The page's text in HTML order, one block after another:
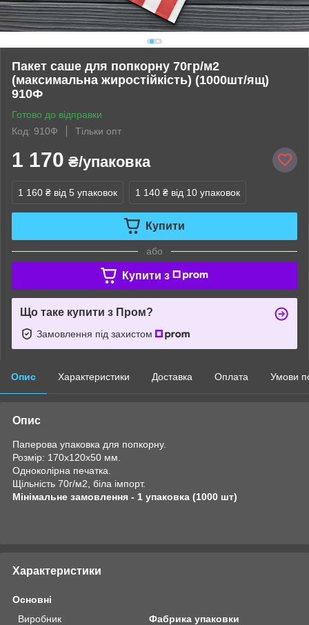
Пакет саше для попкорну 70гр/м2
(максимальна жиростійкість) (1000шт/ящ)
910Ф
Готово до відправки
Код: 910Ф
Тільки опт
1 170 ₴/упаковка
1 160 ₴ від 5 упаковок 1 140 ₴ від 10 упаковок
Купити
або
Купити з
Що таке купити з Пром?
Замовлення під захистом
Опис Характеристики Доставка Оплата Умови
Опис
Паперова упаковка для попкорну.
Розмір: 170х120х50 мм.
Одноколірна печатка.
Щільність 70г/м2, біла імпорт.
Мінімальне замовлення - 1 упаковка (1000 шт)
Характеристики
Основні
Виробник
Фабрика упаковки